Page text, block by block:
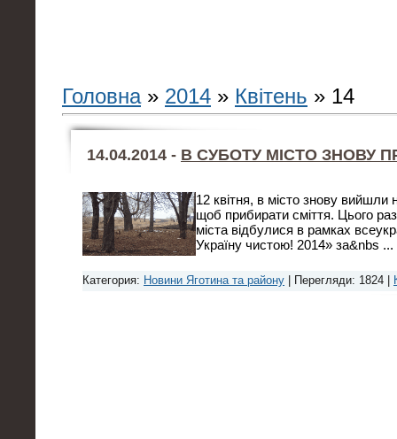
Головна» 2014 » Квітень » 14
14.04.2014 - В СУБОТУ МІСТО ЗНОВУ
12 квітня, в місто знову
щоб прибирати сміття. Цього
міста відбулися в рамках
Україну чистою! 2014» за&nbs ...
Категория: Новини Яготина та району | Перегляди: 1824 |